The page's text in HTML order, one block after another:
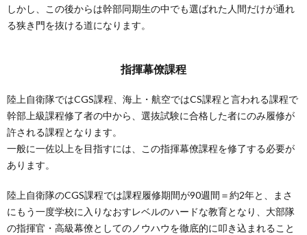
しかし、この後からは幹部同期生の中でも選ばれた人間だけが通れ
る狭き門を抜ける道になります。
指揮幕僚課程
陸上自衛隊ではCGS課程、海上・航空ではCS課程と言われる課程で
幹部上級課程修了者の中から、選抜試験に合格した者にのみ履修が
許される課程となります。
一般に一佐以上を目指すには、この指揮幕僚課程を修了する必要が
あります。
陸上自衛隊のCGS課程では課程履修期間が90週間＝約2年と、まさ
にもう一度学校に入りなおすレベルのハードな教育となり、大部隊
の指揮官・高級幕僚としてのノウハウを徹底的に叩き込まれること